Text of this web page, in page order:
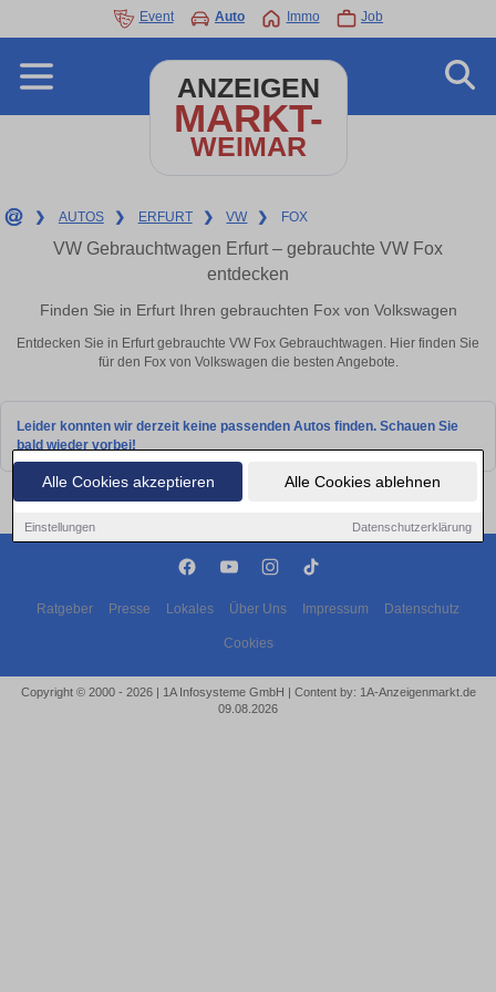
Alle Cookies akzeptieren Alle Cookies ablehnen
Einstellungen Datenschutzerklärung
Event Auto Immo Job
ANZEIGEN
MARKT-
WEIMAR
❯ AUTOS ❯ ERFURT ❯ VW ❯ FOX
VW Gebrauchtwagen Erfurt – gebrauchte VW Fox
entdecken
Finden Sie in Erfurt Ihren gebrauchten Fox von Volkswagen
Entdecken Sie in Erfurt gebrauchte VW Fox Gebrauchtwagen. Hier finden Sie
für den Fox von Volkswagen die besten Angebote.
Leider konnten wir derzeit keine passenden Autos finden. Schauen Sie
bald wieder vorbei!
Ratgeber Presse Lokales Über Uns Impressum Datenschutz
Cookies
Copyright © 2000 - 2026 | 1A Infosysteme GmbH | Content by: 1A-Anzeigenmarkt.de
09.08.2026